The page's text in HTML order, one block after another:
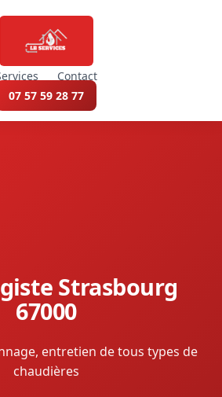
Contact
07 57 59 28 77
Strasbourg
67000
entretien de tous types de
chaudières